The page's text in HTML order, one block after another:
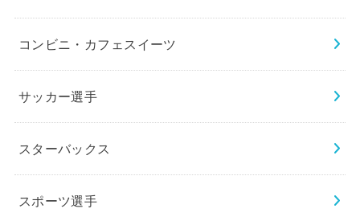
コンビニ・カフェスイーツ
サッカー選手
スターバックス
スポーツ選手